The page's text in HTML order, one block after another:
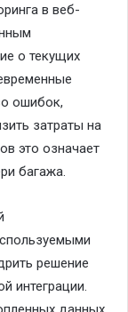
в веб-
о текущих
ошибок,
затраты на
это означает
багажа.
решение
интеграции.